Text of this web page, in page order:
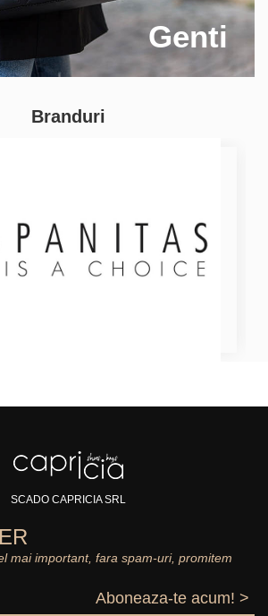
Genti
Branduri
SCADO CAPRICIA SRL
mai important, fara spam-uri, promitem
Aboneaza-te acum! >